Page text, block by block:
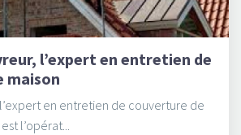
l’expert en entretien de
maison
l’expert en entretien de couverture de
l’opérat...